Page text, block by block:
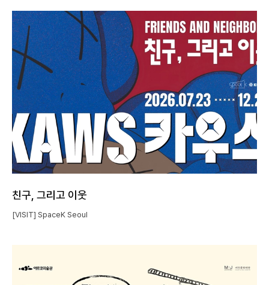
친구, 그리고 이웃
[VISIT] SpaceK Seoul